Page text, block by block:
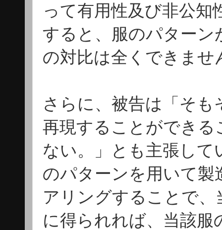
って有用性及び非公
すると、服のパターン
の対比は全くできませ
さらに、被告は「そ
再現することができる
ない。」とも主張し
のパターンを用いて
アリングすることで
に得られれば、当該